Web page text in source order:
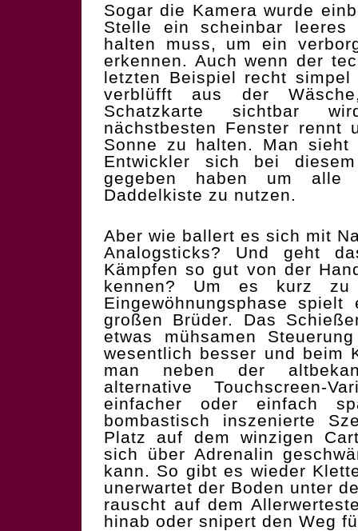
Sogar die Kamera wurde
Stelle ein scheinbar
halten muss, um ein
erkennen. Auch wenn der
letzten Beispiel recht
verblüfft aus der
Schatzkarte sichtbar
nächstbesten Fenster rennt
Sonne zu halten. Man
Entwickler sich bei
gegeben haben um alle
Daddelkiste zu nutzen.
Aber wie ballert es sich mit
Analogsticks? Und geht
Kämpfen so gut von der
kennen? Um es kurz zu
Eingewöhnungsphase
großen Brüder. Das
etwas mühsamen
wesentlich besser und beim
man neben der
alternative Touchscreen-
einfacher oder einfach
bombastisch inszenierte
Platz auf dem winzigen
sich über Adrenalin
kann. So gibt es wieder
unerwartet der Boden unter
rauscht auf dem
hinab oder snipert den Weg